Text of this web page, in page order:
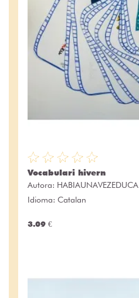
Vocabulari hivern
Autora: HABIAUNAVEZEDUCA
Idioma: Catalan
3.09 €